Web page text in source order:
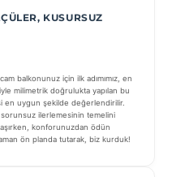
KUSURSUZ
balkonunuz için ilk adımımız, en
milimetrik doğrulukta yapılan bu
en uygun şekilde değerlendirilir.
sorunsuz ilerlemesinin temelini
taşırken, konforunuzdan ödün
ön planda tutarak, biz kurduk!